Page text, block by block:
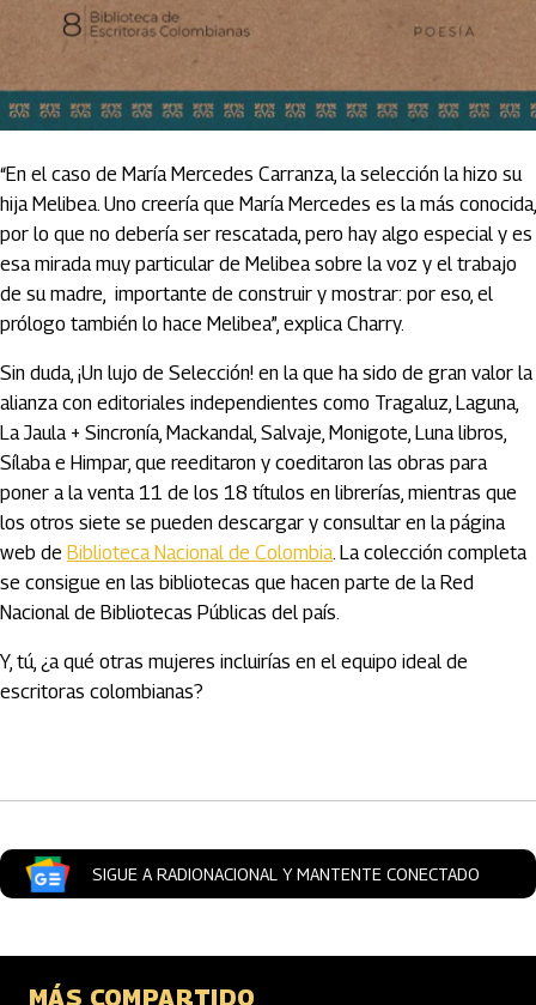
“En el caso de María Mercedes Carranza, la selección la hizo su
hija Melibea. Uno creería que María Mercedes es la más conocida,
por lo que no debería ser rescatada, pero hay algo especial y es
esa mirada muy particular de Melibea sobre la voz y el trabajo
de su madre, importante de construir y mostrar: por eso, el
prólogo también lo hace Melibea”, explica Charry.
Sin duda, ¡Un lujo de Selección! en la que ha sido de gran valor la
alianza con editoriales independientes como Tragaluz, Laguna,
La Jaula + Sincronía, Mackandal, Salvaje, Monigote, Luna libros,
Sílaba e Himpar, que reeditaron y coeditaron las obras para
poner a la venta 11 de los 18 títulos en librerías, mientras que
los otros siete se pueden descargar y consultar en la página
web de Biblioteca Nacional de Colombia. La colección completa
se consigue en las bibliotecas que hacen parte de la Red
Nacional de Bibliotecas Públicas del país.
Y, tú, ¿a qué otras mujeres incluirías en el equipo ideal de
escritoras colombianas?
SIGUE A RADIONACIONAL Y MANTENTE CONECTADO
MÁS COMPARTIDO